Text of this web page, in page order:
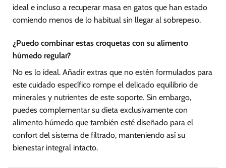
ideal e incluso a recuperar masa en gatos que han estado
comiendo menos de lo habitual sin llegar al sobrepeso.
¿Puedo combinar estas croquetas con su alimento
húmedo regular?
No es lo ideal. Añadir extras que no estén formulados para
este cuidado específico rompe el delicado equilibrio de
minerales y nutrientes de este soporte. Sin embargo,
puedes complementar su dieta exclusivamente con
alimento húmedo que también esté diseñado para el
confort del sistema de filtrado, manteniendo así su
bienestar integral intacto.